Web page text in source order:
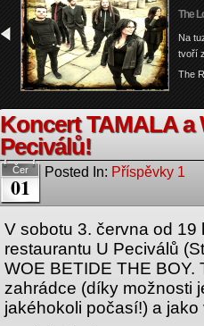
The
Na
tvoří
The
Koncert TAMALA a
Peciválů!
Čer
01
Posted In: Příspěvky 1
V sobotu 3. června od
restaurantu U Peciválů
WOE BETIDE THE
zahrádce (díky možnosti
jakéhokoli počasí!) a